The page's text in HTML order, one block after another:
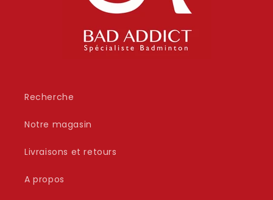
Recherche
Notre magasin
Livraisons et retours
A propos